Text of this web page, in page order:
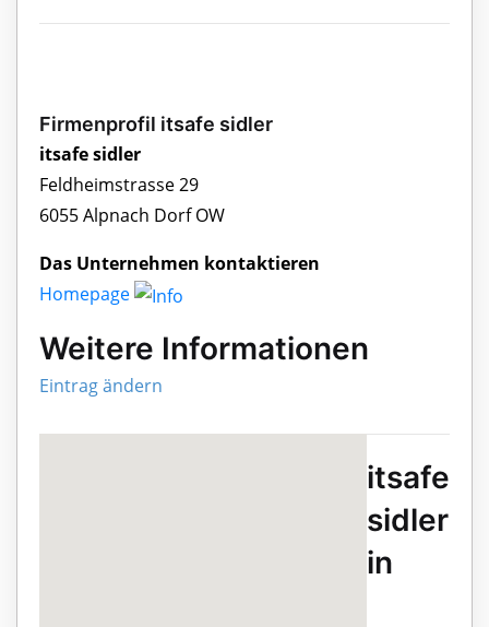
Firmenprofil itsafe sidler
itsafe sidler
Feldheimstrasse 29
6055 Alpnach Dorf OW
Das Unternehmen kontaktieren
Homepage
Weitere Informationen
Eintrag ändern
itsafe
sidler
in